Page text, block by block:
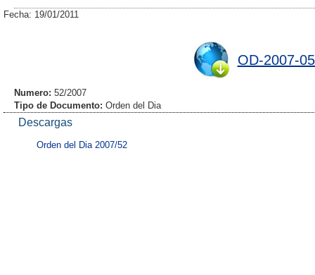
Fecha: 19/01/2011
OD-2007-
Numero: 52/2007
Tipo de Documento: Orden del Dia
Descargas
Orden del Dia 2007/52